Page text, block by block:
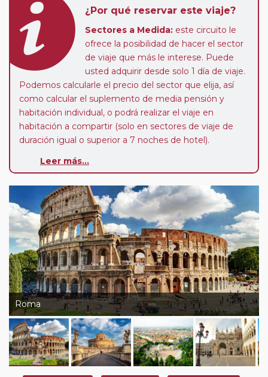
¿Por qué reservar este viaje?
Sectores a Medida: este circuito le
ofrece la posibilidad de hacer el sector
de viaje que más le interese. Puede
usted adquirir desde solo 1 día de viaje.
Podemos calcularle el precio del sector que elija, así
como calcular el suplemento de media pensión y
habitación individual, o podrá realizar el viaje en
habitación a compartir (solo en sectores de viaje de
duración igual o superior a 7 noches de hotel).
Paradas en Ruta:
su viaje, en la ciudad que desee por período de 1, 3, 4 o
7 noches según circuito y fechas de salida. Es
fundamental que el circuito tenga salida posterior a la
fecha escogida y permita la salida deseada. El
suplemento por parada efectuada es de 40 Euros/52
Dólares por persona. Si la parada se realiza para tomar
otro circuito del mismo proveedor no se abonará este
suplemento.
Leer más...
Roma